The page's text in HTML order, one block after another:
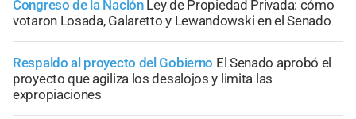
Congreso de la Nación Ley de Propiedad Privada: cómo
votaron Losada, Galaretto y Lewandowski en el Senado
Respaldo al proyecto del Gobierno El Senado aprobó el
proyecto que agiliza los desalojos y limita las
expropiaciones